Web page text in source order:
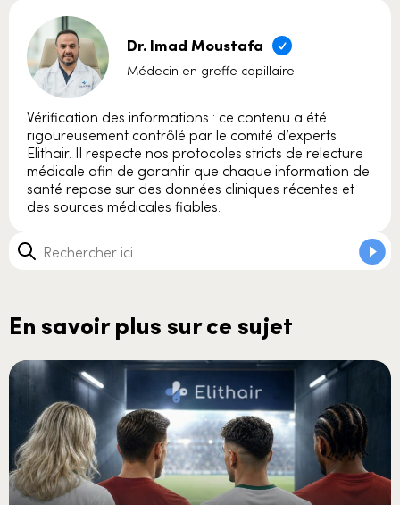
Dr. Imad Moustafa
Médecin en greffe capillaire
Vérification des informations : ce contenu a été
rigoureusement contrôlé par le comité d’experts
Elithair. Il respecte nos protocoles stricts de relecture
médicale afin de garantir que chaque information de
santé repose sur des données cliniques récentes et
des sources médicales fiables.
En savoir plus sur ce sujet